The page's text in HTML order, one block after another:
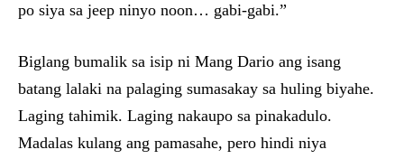
po siya sa jeep ninyo noon… gabi-gabi.”
Biglang bumalik sa isip ni Mang Dario ang isang
batang lalaki na palaging sumasakay sa huling biyahe.
Laging tahimik. Laging nakaupo sa pinakadulo.
Madalas kulang ang pamasahe, pero hindi niya